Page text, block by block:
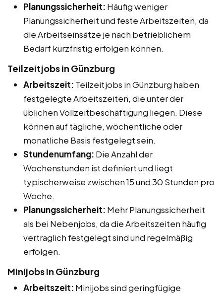
Planungssicherheit: Häufig weniger
Planungssicherheit und feste Arbeitszeiten, da
die Arbeitseinsätze je nach betrieblichem
Bedarf kurzfristig erfolgen können.
Teilzeitjobs in Günzburg
Arbeitszeit: Teilzeitjobs in Günzburg haben
festgelegte Arbeitszeiten, die unter der
üblichen Vollzeitbeschäftigung liegen. Diese
können auf tägliche, wöchentliche oder
monatliche Basis festgelegt sein.
Stundenumfang: Die Anzahl der
Wochenstunden ist definiert und liegt
typischerweise zwischen 15 und 30 Stunden pro
Woche.
Planungssicherheit: Mehr Planungssicherheit
als bei Nebenjobs, da die Arbeitszeiten häufig
vertraglich festgelegt sind und regelmäßig
erfolgen.
Minijobs in Günzburg
Arbeitszeit: Minijobs sind geringfügige